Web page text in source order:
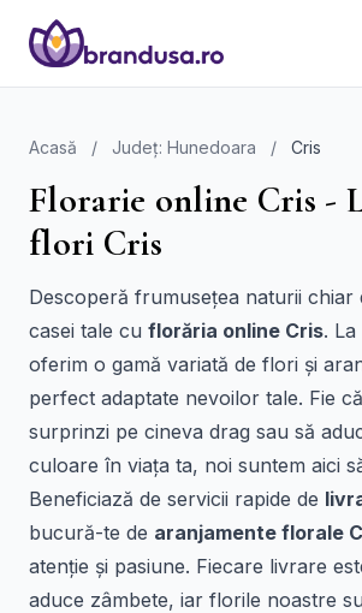
Acasă / Județ: Hunedoara / Cris
Florarie online Cris -
flori Cris
Descoperă frumusețea naturii
casei tale cu florăria online Cris.
oferim o gamă variată de flori și
perfect adaptate nevoilor tale. Fie
surprinzi pe cineva drag sau să
culoare în viața ta, noi suntem aici
Beneficiază de servicii rapide de
bucură-te de aranjamente florale
atenție și pasiune. Fiecare livrare
aduce zâmbete, iar florile noastre